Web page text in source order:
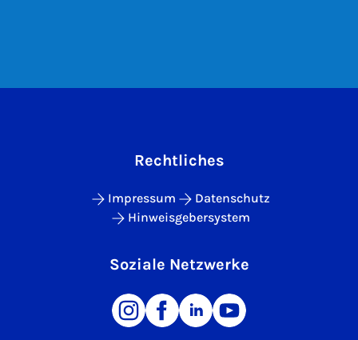
Rechtliches
Impressum
Datenschutz
Hinweisgebersystem
Soziale Netzwerke